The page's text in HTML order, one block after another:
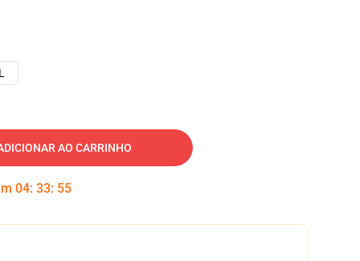
AO CARRINHO
04: 33: 55